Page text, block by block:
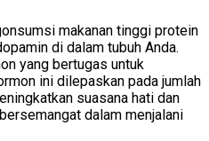
makanan tinggi protein
di dalam tubuh Anda.
yang bertugas untuk
ini dilepaskan pada jumlah
suasana hati dan
dalam menjalani